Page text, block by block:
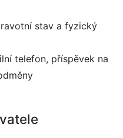
stav a fyzický
telefon, příspěvek na